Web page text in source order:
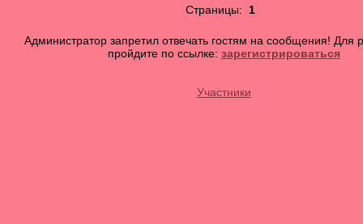
Страницы: 1
Администратор запретил отвечать гостям на сообщения! Для
пройдите по ссылке: зарегистрироваться
Участники